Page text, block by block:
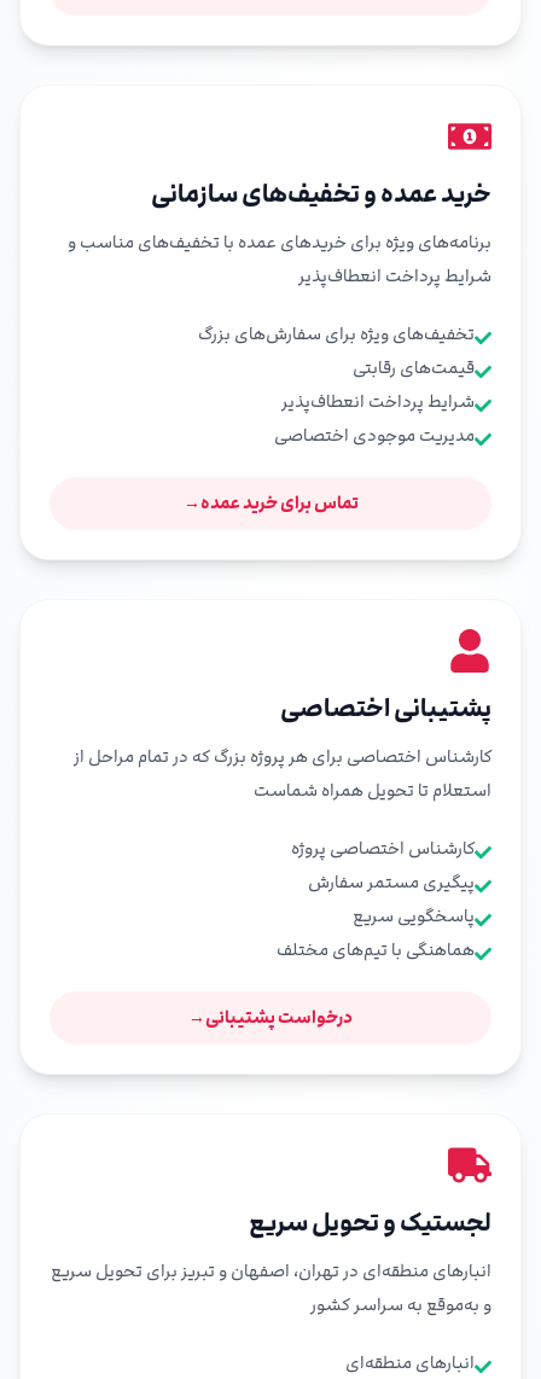
خرید عمده و تخفیف‌های سازمانی
برنامه‌های ویژه برای خریدهای عمده با تخفیف‌های مناسب و
شرایط پرداخت انعطاف‌پذیر
تخفیف‌های ویژه برای سفارش‌های بزرگ
قیمت‌های رقابتی
شرایط پرداخت انعطاف‌پذیر
مدیریت موجودی اختصاصی
تماس برای خرید عمده→
پشتیبانی اختصاصی
کارشناس اختصاصی برای هر پروژه بزرگ که در تمام مراحل از
استعلام تا تحویل همراه شماست
کارشناس اختصاصی پروژه
پیگیری مستمر سفارش
پاسخگویی سریع
هماهنگی با تیم‌های مختلف
درخواست پشتیبانی→
لجستیک و تحویل سریع
انبارهای منطقه‌ای در تهران، اصفهان و تبریز برای تحویل سریع
و به‌موقع به سراسر کشور
انبارهای منطقه‌ای